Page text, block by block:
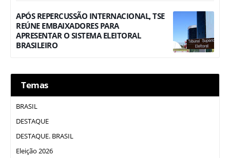
APÓS REPERCUSSÃO INTERNACIONAL, TSE
REÚNE EMBAIXADORES PARA
APRESENTAR O SISTEMA ELEITORAL
BRASILEIRO
Temas
BRASIL
DESTAQUE
DESTAQUE. BRASIL
Eleição 2026